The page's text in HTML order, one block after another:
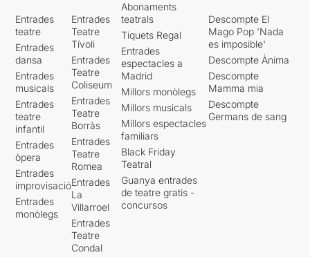
Entrades
teatre
Entrades
dansa
Entrades
musicals
Entrades
teatre
infantil
Entrades
òpera
Entrades
improvisació
Entrades
monòlegs
Entrades
Teatre
Tívoli
Entrades
Teatre
Coliseum
Entrades
Teatre
Borràs
Entrades
Teatre
Romea
Entrades
La
Villarroel
Entrades
Teatre
Condal
Abonaments
teatrals
Tiquets Regal
Entrades
espectacles a
Madrid
Millors monòlegs
Millors musicals
Millors espectacles
familiars
Black Friday
Teatral
Guanya entrades
de teatre gratis -
concursos
Descompte El
Mago Pop 'Nada
es imposible'
Descompte Ànima
Descompte
Mamma mia
Descompte
Germans de sang